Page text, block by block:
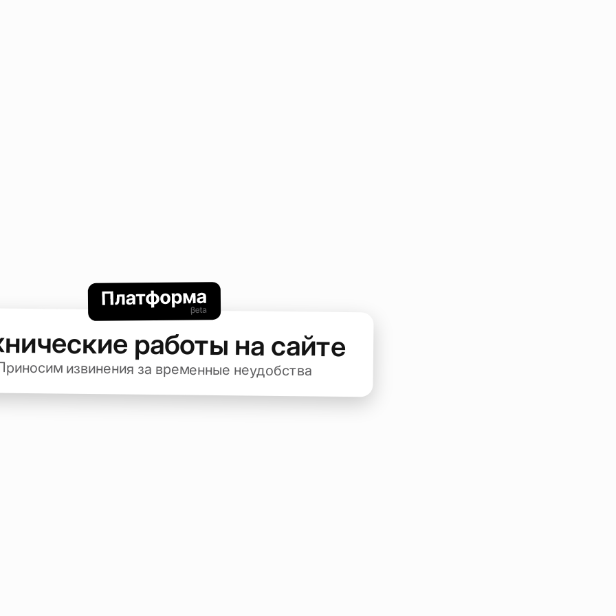
работы на сайте
извинения за временные неудобства